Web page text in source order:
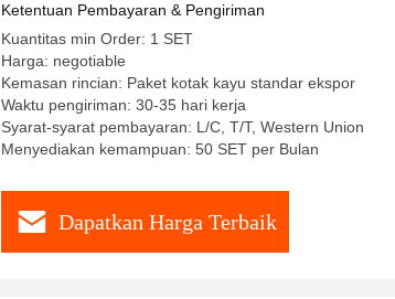
Ketentuan Pembayaran & Pengiriman
Kuantitas min Order: 1 SET
Harga: negotiable
Kemasan rincian: Paket kotak kayu standar ekspor
Waktu pengiriman: 30-35 hari kerja
Syarat-syarat pembayaran: L/C, T/T, Western Union
Menyediakan kemampuan: 50 SET per Bulan
Dapatkan Harga Terbaik